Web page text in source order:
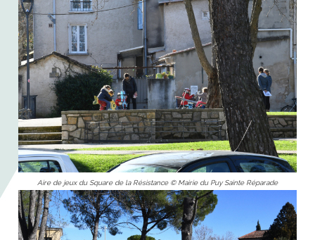
Aire de jeux du Square de la Résistance © Mairie du Puy Sainte Réparade